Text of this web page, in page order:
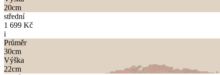
20cm
střední
1 699 Kč
i
Průměr
30cm
Výška
22cm